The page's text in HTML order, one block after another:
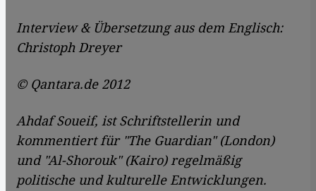
Interview & Übersetzung aus dem Englisch:
Christoph Dreyer
© Qantara.de 2012
Ahdaf Soueif, ist Schriftstellerin und
kommentiert für "The Guardian" (London)
und "Al-Shorouk" (Kairo) regelmäßig
politische und kulturelle Entwicklungen.